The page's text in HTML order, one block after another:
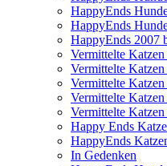
HappyEnds
HappyEnds
HappyEnds 2007
Vermittelte
Vermittelte
Vermittelte
Vermittelte
Vermittelte
Happy Ends
HappyEnds
In Gedenken